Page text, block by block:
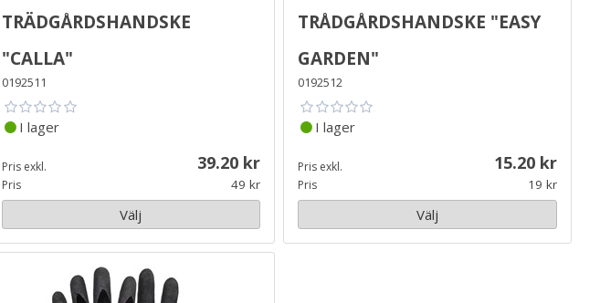
Trädgårdshandske
"Calla"
0192511
I lager
Pris exkl. 39.20
Pris 49
Välj
Trådgårdshandske "Easy
Garden"
0192512
I lager
Pris exkl. 15.20
Pris 19
Välj